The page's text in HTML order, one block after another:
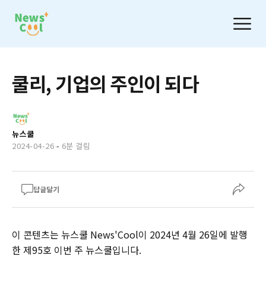
쿨리, 기업의 주인이 되다
뉴스쿨
2024-04-26 - 6분 걸림
답글달기
이 콘텐츠는 뉴스쿨 News'Cool이 2024년 4월 26일에 발행
한 제95호 이번 주 뉴스쿨입니다.‌